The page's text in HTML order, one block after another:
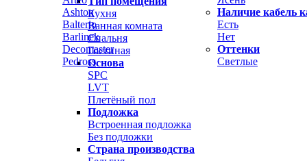
Ashton
Balterio
Barlinek
Decomaster
Pedross
Наличие кабель
Есть
Нет
Оттенки
Светлые
Кухня
Ванная комната
Спальня
Гостиная
Основа
SPC
LVT
Плетёный пол
Подложка
Встроенная подложка
Без подложки
Страна производства